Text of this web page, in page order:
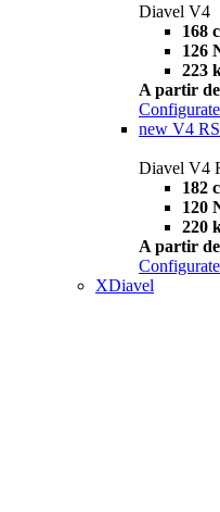
Diavel V4
168
126
223
A partir
new V4 RS
Diavel V4
182
120
220
A partir
XDiavel